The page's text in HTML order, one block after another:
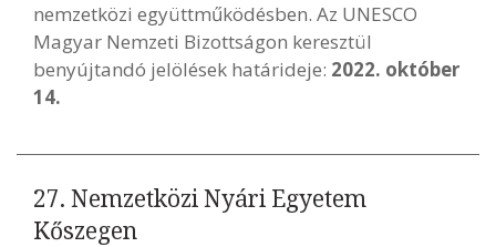
nemzetközi együttműködésben. Az UNESCO
Magyar Nemzeti Bizottságon keresztül
benyújtandó jelölések határideje: 2022. október
14.
27. Nemzetközi Nyári Egyetem
Kőszegen